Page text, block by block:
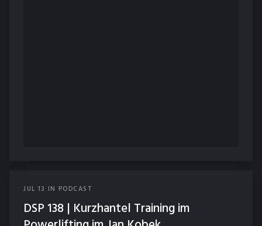
JUL 13 IN PODCAST
DSP 138 | Kurzhantel Training im